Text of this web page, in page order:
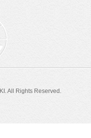
All Rights Reserved.